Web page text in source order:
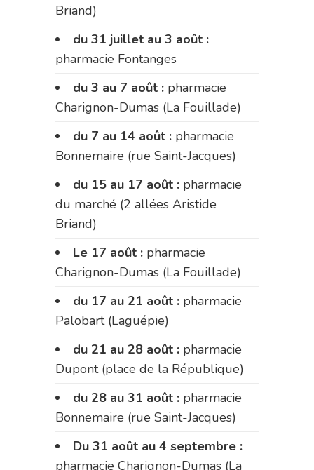
Briand)
du 31 juillet au 3 août :
pharmacie Fontanges
du 3 au 7 août : pharmacie
Charignon-Dumas (La Fouillade)
du 7 au 14 août : pharmacie
Bonnemaire (rue Saint-Jacques)
du 15 au 17 août : pharmacie
du marché (2 allées Aristide
Briand)
Le 17 août : pharmacie
Charignon-Dumas (La Fouillade)
du 17 au 21 août : pharmacie
Palobart (Laguépie)
du 21 au 28 août : pharmacie
Dupont (place de la République)
du 28 au 31 août : pharmacie
Bonnemaire (rue Saint-Jacques)
Du 31 août au 4 septembre :
pharmacie Charignon-Dumas (La